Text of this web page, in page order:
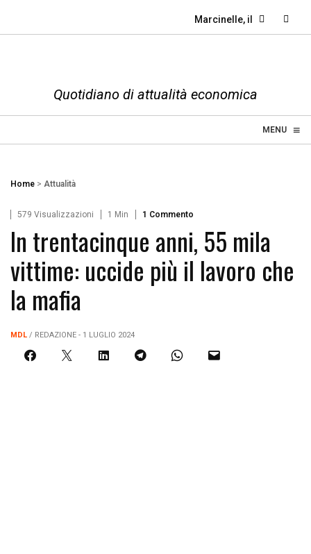
Marcinelle, il dovere
Quotidiano di attualità economica
MENU ≡
☰
Home > Attualità
579 Visualizzazioni 1 Min 1 Commento
In trentacinque anni, 55 mila
vittime: uccide più il lavoro che
la mafia
MDL / REDAZIONE - 1 LUGLIO 2024